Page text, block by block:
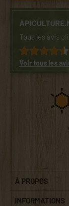
Tous les avis
Voir tous les
À PROPOS
INFORMATIONS